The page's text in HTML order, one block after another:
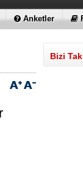
Anketler
Bizi